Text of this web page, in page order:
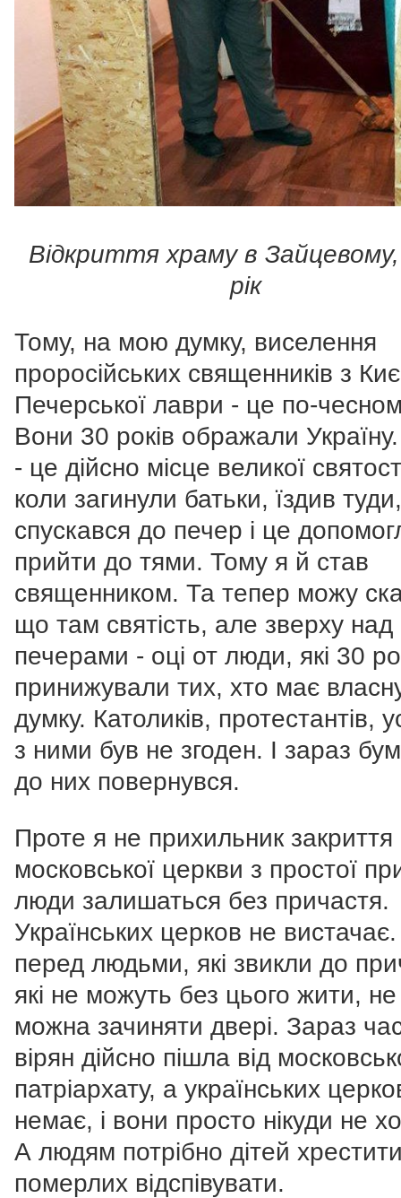
Відкриття храму в
рік
Тому, на мою думку, виселення
проросійських священників з
Печерської лаври - це по-
Вони 30 років ображали
- це дійсно місце великої
коли загинули батьки, їздив туди,
спускався до печер і це
прийти до тями. Тому я й став
священником. Та тепер можу
що там святість, але зверху над
печерами - оці от люди, які 30
принижували тих, хто має
думку. Католиків, протестантів,
з ними був не згоден. І зараз
до них повернувся.
Проте я не прихильник закриття
московської церкви з простої
люди залишаться без причастя.
Українських церков не
перед людьми, які звикли до
які не можуть без цього жити, не
можна зачиняти двері. Зараз
вірян дійсно пішла від
патріархату, а українських
немає, і вони просто нікуди не
А людям потрібно дітей
померлих відспівувати.